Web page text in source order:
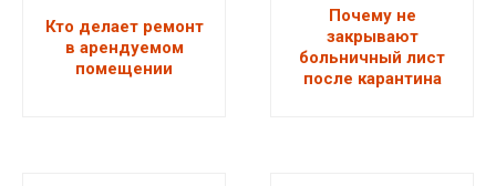
Кто делает ремонт
в арендуемом
помещении
Почему не
закрывают
больничный лист
после карантина